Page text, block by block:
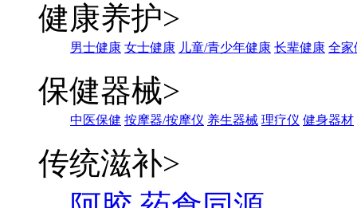
健康养护>
男士健康 女士健康 儿童/青少年健康 长辈健康 全家
保健器械>
中医保健 按摩器/按摩仪 养生器械 理疗仪 健身器材
传统滋补>